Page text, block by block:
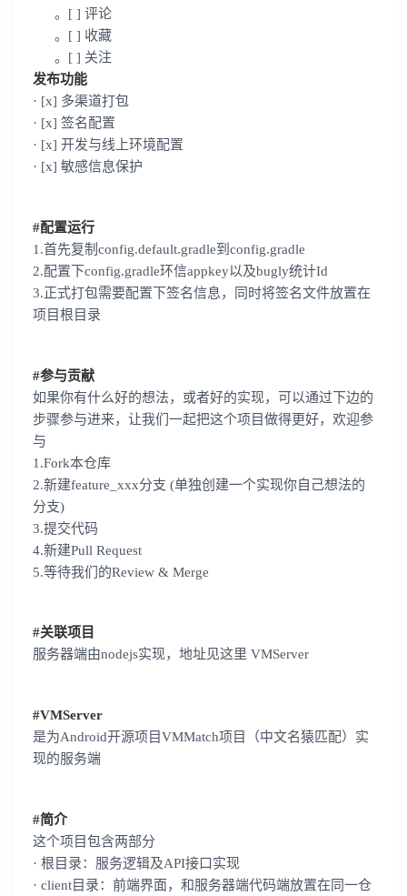
。[ ] 评论
。[ ] 收藏
。[ ] 关注
发布功能
· [x] 多渠道打包
· [x] 签名配置
· [x] 开发与线上环境配置
· [x] 敏感信息保护
#配置运行
1.首先复制config.default.gradle到config.gradle
2.配置下config.gradle环信appkey以及bugly统计Id
3.正式打包需要配置下签名信息，同时将签名文件放置在
项目根目录
#参与贡献
如果你有什么好的想法，或者好的实现，可以通过下边的
步骤参与进来，让我们一起把这个项目做得更好，欢迎参
与
1.Fork本仓库
2.新建feature_xxx分支 (单独创建一个实现你自己想法的
分支)
3.提交代码
4.新建Pull Request
5.等待我们的Review & Merge
#关联项目
服务器端由nodejs实现，地址见这里 VMServer
#VMServer
是为Android开源项目VMMatch项目（中文名猿匹配）实
现的服务端
#简介
这个项目包含两部分
· 根目录：服务逻辑及API接口实现
· client目录：前端界面，和服务器端代码端放置在同一仓